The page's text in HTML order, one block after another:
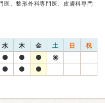
医、整形外科専門医、皮膚科専門
水 木 金 土 日 祝